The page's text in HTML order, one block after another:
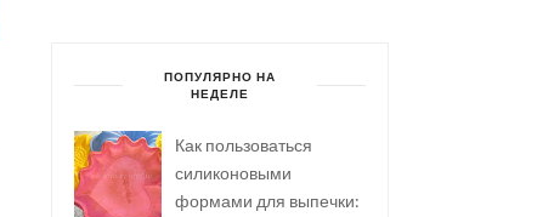
ПОПУЛЯРНО НА
НЕДЕЛЕ
Как пользоваться
силиконовыми
формами для выпечки: